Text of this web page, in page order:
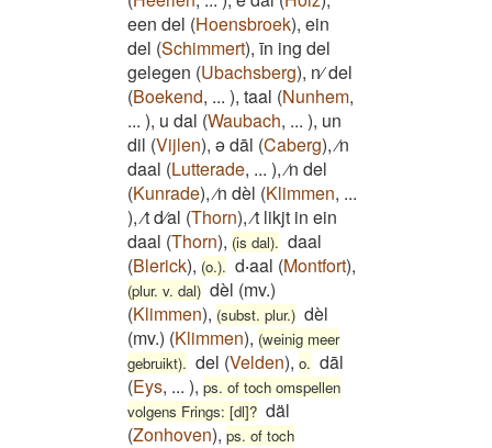
een del (Hoensbroek), ein
del (Schimmert), īn ing del
gelegen (Ubachsberg), n⁄ del
(Boekend, ... ), taal (Nunhem,
... ), u dal (Waubach, ... ), un
dil (Vijlen), ə dāl (Caberg),⁄n
daal (Lutterade, ... ),⁄n del
(Kunrade),⁄n dèl (Klimmen, ...
),⁄t d⁄al (Thorn),⁄t likjt in ein
daal (Thorn), (is dal). daal
(Blerick), (o.). d‧aal (Montfort),
(plur. v. dal) dèl (mv.)
(Klimmen), (subst. plur.) dèl
(mv.) (Klimmen), (weinig meer
gebruikt). del (Velden), o. dāl
(Eys, ... ), ps. of toch omspellen
volgens Frings: [dl]? däl
(Zonhoven), ps. of toch